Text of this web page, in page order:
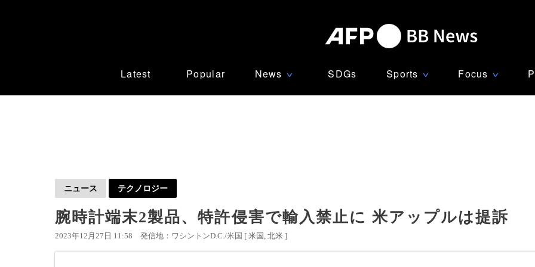
Latest Popular News ∨ SDGs Sports ∨ Focus ∨
ニュース テクノロジー
腕時計端末2製品、特許侵害で輸入禁止に 米アップルは提訴
2023年12月27日 11:58 発信地：ワシントンD.C./米国 [ 米国 北米 ]